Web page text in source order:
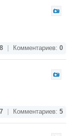
Комментариев: 0
Комментариев: 5